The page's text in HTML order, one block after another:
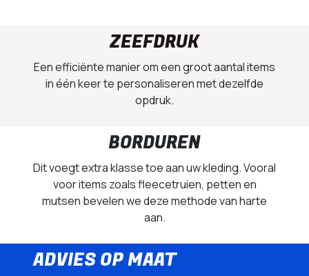
ZEEFDRUK
Een efficiënte manier om een groot aantal items
in één keer te personaliseren met dezelfde
opdruk.
BORDUREN
Dit voegt extra klasse toe aan uw kleding. Vooral
voor items zoals fleecetruien, petten en
mutsen bevelen we deze methode van harte
aan.
ADVIES OP MAAT